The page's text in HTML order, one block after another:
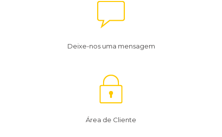
Deixe-nos uma mensagem
Área de Cliente